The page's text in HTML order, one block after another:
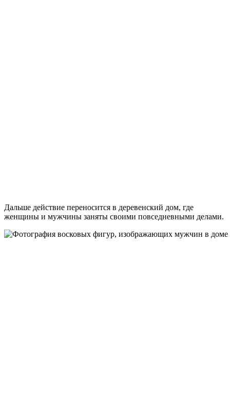
Дальше действие переносится в деревенский дом, где
женщины и мужчины заняты своими повседневными делами.